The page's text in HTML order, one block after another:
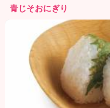
ナ
「
み
ん
な
の
ょ
青じそおにぎり